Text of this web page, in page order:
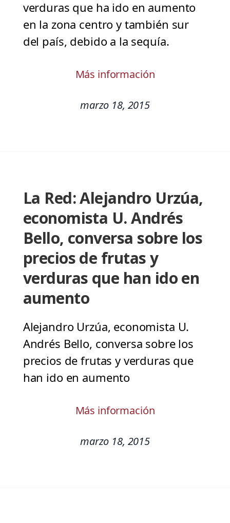
verduras que ha ido en aumento
en la zona centro y también sur
del país, debido a la sequía.
Más información
marzo 18, 2015
La Red: Alejandro Urzúa,
economista U. Andrés
Bello, conversa sobre los
precios de frutas y
verduras que han ido en
aumento
Alejandro Urzúa, economista U.
Andrés Bello, conversa sobre los
precios de frutas y verduras que
han ido en aumento
Más información
marzo 18, 2015